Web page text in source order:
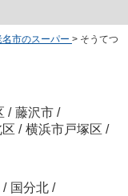
名市のスーパー > そうてつ
/ 藤沢市 /
/ 横浜市戸塚区 /
/ 国分北 /